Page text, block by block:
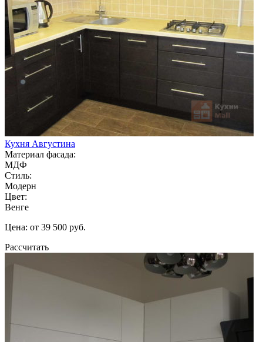
Кухня Августина
Материал фасада:
МДФ
Стиль:
Модерн
Цвет:
Венге
Цена: от 39 500 руб.
Рассчитать